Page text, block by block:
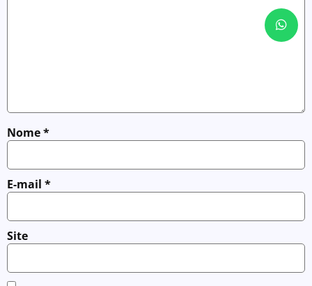
Nome*
E-mail *
Site